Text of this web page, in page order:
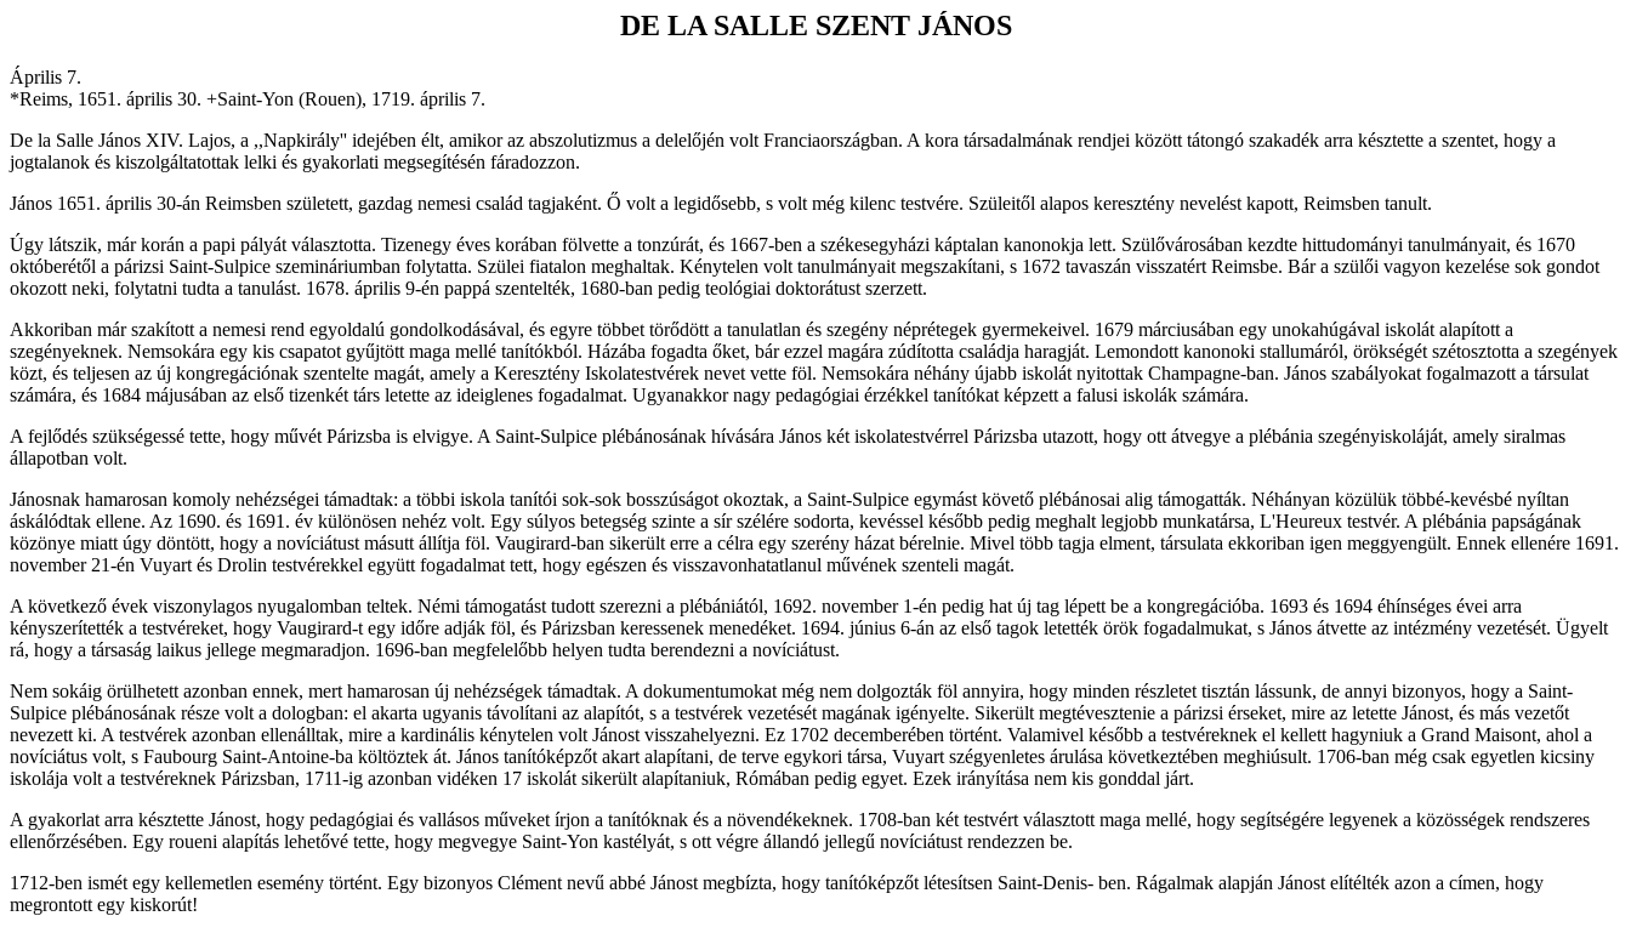
DE LA SALLE SZENT JÁNOS
Április 7.
*Reims, 1651. április 30. +Saint-Yon (Rouen), 1719. április 7.
De la Salle János XIV. Lajos, a ,,Napkirály'' idejében élt, amikor az abszolutizmus a delelőjén volt Franciaországban. A kora társadalmának rendjei között tátongó szakadék arra késztette a szentet, hogy a
jogtalanok és kiszolgáltatottak lelki és gyakorlati megsegítésén fáradozzon.
János 1651. április 30-án Reimsben született, gazdag nemesi család tagjaként. Ő volt a legidősebb, s volt még kilenc testvére. Szüleitől alapos keresztény nevelést kapott, Reimsben tanult.
Úgy látszik, már korán a papi pályát választotta. Tizenegy éves korában fölvette a tonzúrát, és 1667-ben a székesegyházi káptalan kanonokja lett. Szülővárosában kezdte hittudományi tanulmányait, és 1670
októberétől a párizsi Saint-Sulpice szemináriumban folytatta. Szülei fiatalon meghaltak. Kénytelen volt tanulmányait megszakítani, s 1672 tavaszán visszatért Reimsbe. Bár a szülői vagyon kezelése sok gondot
okozott neki, folytatni tudta a tanulást. 1678. április 9-én pappá szentelték, 1680-ban pedig teológiai doktorátust szerzett.
Akkoriban már szakított a nemesi rend egyoldalú gondolkodásával, és egyre többet törődött a tanulatlan és szegény néprétegek gyermekeivel. 1679 márciusában egy unokahúgával iskolát alapított a
szegényeknek. Nemsokára egy kis csapatot gyűjtött maga mellé tanítókból. Házába fogadta őket, bár ezzel magára zúdította családja haragját. Lemondott kanonoki stallumáról, örökségét szétosztotta a szegények
közt, és teljesen az új kongregációnak szentelte magát, amely a Keresztény Iskolatestvérek nevet vette föl. Nemsokára néhány újabb iskolát nyitottak Champagne-ban. János szabályokat fogalmazott a társulat
számára, és 1684 májusában az első tizenkét társ letette az ideiglenes fogadalmat. Ugyanakkor nagy pedagógiai érzékkel tanítókat képzett a falusi iskolák számára.
A fejlődés szükségessé tette, hogy művét Párizsba is elvigye. A Saint-Sulpice plébánosának hívására János két iskolatestvérrel Párizsba utazott, hogy ott átvegye a plébánia szegényiskoláját, amely siralmas
állapotban volt.
Jánosnak hamarosan komoly nehézségei támadtak: a többi iskola tanítói sok-sok bosszúságot okoztak, a Saint-Sulpice egymást követő plébánosai alig támogatták. Néhányan közülük többé-kevésbé nyíltan
áskálódtak ellene. Az 1690. és 1691. év különösen nehéz volt. Egy súlyos betegség szinte a sír szélére sodorta, kevéssel később pedig meghalt legjobb munkatársa, L'Heureux testvér. A plébánia papságának
közönye miatt úgy döntött, hogy a novíciátust másutt állítja föl. Vaugirard-ban sikerült erre a célra egy szerény házat bérelnie. Mivel több tagja elment, társulata ekkoriban igen meggyengült. Ennek ellenére 1691.
november 21-én Vuyart és Drolin testvérekkel együtt fogadalmat tett, hogy egészen és visszavonhatatlanul művének szenteli magát.
A következő évek viszonylagos nyugalomban teltek. Némi támogatást tudott szerezni a plébániától, 1692. november 1-én pedig hat új tag lépett be a kongregációba. 1693 és 1694 éhínséges évei arra
kényszerítették a testvéreket, hogy Vaugirard-t egy időre adják föl, és Párizsban keressenek menedéket. 1694. június 6-án az első tagok letették örök fogadalmukat, s János átvette az intézmény vezetését. Ügyelt
rá, hogy a társaság laikus jellege megmaradjon. 1696-ban megfelelőbb helyen tudta berendezni a novíciátust.
Nem sokáig örülhetett azonban ennek, mert hamarosan új nehézségek támadtak. A dokumentumokat még nem dolgozták föl annyira, hogy minden részletet tisztán lássunk, de annyi bizonyos, hogy a Saint-
Sulpice plébánosának része volt a dologban: el akarta ugyanis távolítani az alapítót, s a testvérek vezetését magának igényelte. Sikerült megtévesztenie a párizsi érseket, mire az letette Jánost, és más vezetőt
nevezett ki. A testvérek azonban ellenálltak, mire a kardinális kénytelen volt Jánost visszahelyezni. Ez 1702 decemberében történt. Valamivel később a testvéreknek el kellett hagyniuk a Grand Maisont, ahol a
novíciátus volt, s Faubourg Saint-Antoine-ba költöztek át. János tanítóképzőt akart alapítani, de terve egykori társa, Vuyart szégyenletes árulása következtében meghiúsult. 1706-ban még csak egyetlen kicsiny
iskolája volt a testvéreknek Párizsban, 1711-ig azonban vidéken 17 iskolát sikerült alapítaniuk, Rómában pedig egyet. Ezek irányítása nem kis gonddal járt.
A gyakorlat arra késztette Jánost, hogy pedagógiai és vallásos műveket írjon a tanítóknak és a növendékeknek. 1708-ban két testvért választott maga mellé, hogy segítségére legyenek a közösségek rendszeres
ellenőrzésében. Egy roueni alapítás lehetővé tette, hogy megvegye Saint-Yon kastélyát, s ott végre állandó jellegű novíciátust rendezzen be.
1712-ben ismét egy kellemetlen esemény történt. Egy bizonyos Clément nevű abbé Jánost megbízta, hogy tanítóképzőt létesítsen Saint-Denis- ben. Rágalmak alapján Jánost elítélték azon a címen, hogy
megrontott egy kiskorút!